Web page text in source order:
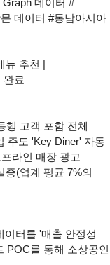
데이터 #
데이터 #동남아시아
뉴 추천 |
완료
행 고객 포함 전체
주도 'Key Diner' 자동
라인 매장 광고
증(업계 평균 7%의
이터를 '매출 안정성
POC를 통해 소상공인